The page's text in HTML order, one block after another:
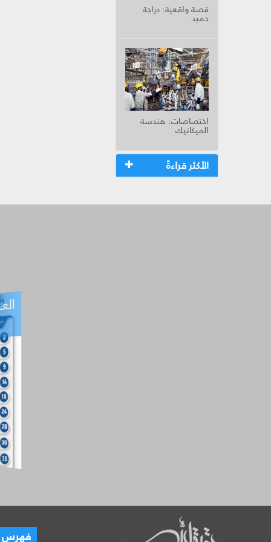
قصة واقعية: دراجة
حميد
اختصاصات: هندسة
الميكانيك
الأكثر قراءةً
فهرس